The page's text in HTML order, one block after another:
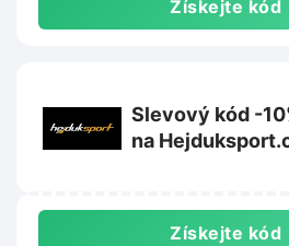
Získejte kód
Slevový kód -
na
Získejte kód